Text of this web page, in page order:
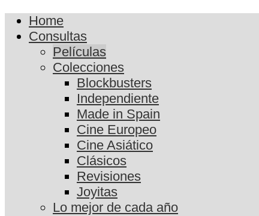
Home
Consultas
Películas
Colecciones
Blockbusters
Independiente
Made in Spain
Cine Europeo
Cine Asiático
Clásicos
Revisiones
Joyitas
Lo mejor de cada año